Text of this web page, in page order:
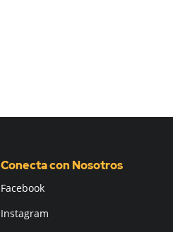
Conecta con Nosotros
Facebook
Instagram